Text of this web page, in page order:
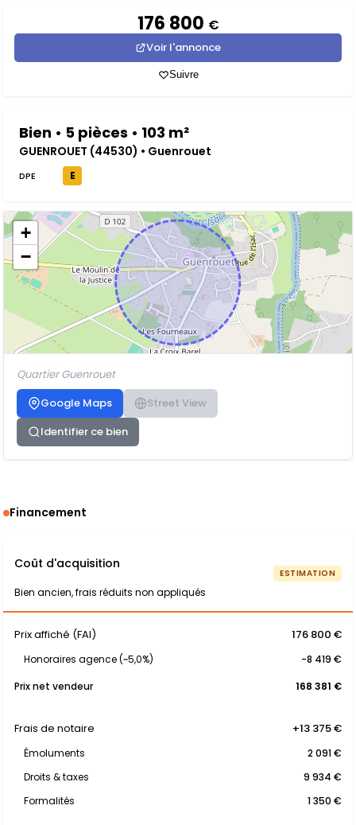
176 800 €
Voir l'annonce
Suivre
Bien • 5 pièces • 103 m²
GUENROUET (44530) • Guenrouet
DPE E
+
−
Quartier Guenrouet
Google Maps
Street View
Identifier ce bien
Financement
Coût d'acquisition
Bien ancien, frais réduits non appliqués
ESTIMATION
Prix affiché (FAI) 176 800 €
Honoraires agence (~5,0%)
-8 419 €
Prix net vendeur
168 381 €
Frais de notaire +13 375 €
Émoluments
2 091 €
Droits & taxes
9 934 €
Formalités
1 350 €